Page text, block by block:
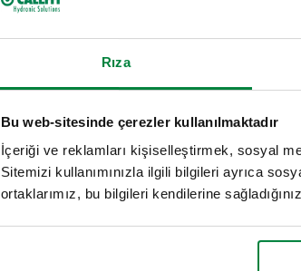
Rıza
Bu web-sitesinde çerezler kullanılmaktadır
İçeriği ve reklamları kişiselleştirmek, sosyal
Sitemizi kullanımınızla ilgili bilgileri ayrıca
ortaklarımız, bu bilgileri kendilerine
G 1" (ISO 228-1) D
G 1" (ISO 228-1) D